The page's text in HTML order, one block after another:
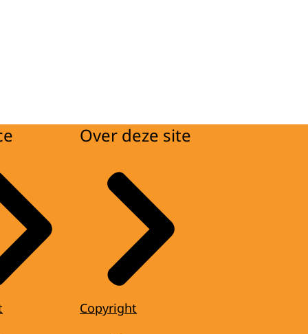
Over deze site
Copyright